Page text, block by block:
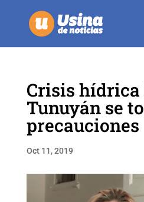
Crisis hídrica
Tunuyán se
precauciones
Oct 11, 2019